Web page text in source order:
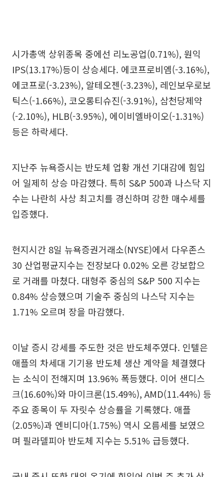
시가총액 상위종목 중에선 리노공업(0.71%), 원익
IPS(13.17%)등이 상승세다. 에코프로비엠(-3.16%),
에코프로(-3.23%), 알테오젠(-3.23%), 레인보우로보
틱스(-1.66%), 코오롱티슈진(-3.91%), 삼천당제약
(-2.10%), HLB(-3.95%), 에이비엘바이오(-1.31%)
등은 하락세다.
지난주 뉴욕증시는 반도체 업황 개선 기대감에 힘입
어 일제히 상승 마감했다. 특히 S&P 500과 나스닥 지
수는 나란히 사상 최고치를 경신하며 강한 매수세를
입증했다.
현지시간 8일 뉴욕증권거래소(NYSE)에서 다우존스
30 산업평균지수는 전장보다 0.02% 오른 강보합으
로 거래를 마쳤다. 대형주 중심의 S&P 500 지수는
0.84% 상승했으며 기술주 중심의 나스닥 지수는
1.71% 오르며 장을 마감했다.
이날 증시 강세를 주도한 것은 반도체주였다. 인텔은
애플의 차세대 기기용 반도체 생산 계약을 체결했다
는 소식이 전해지며 13.96% 폭등했다. 이어 샌디스
크(16.60%)와 마이크론(15.49%), AMD(11.44%) 등
주요 종목이 두 자릿수 상승률을 기록했다. 애플
(2.05%)과 엔비디아(1.75%) 역시 오름세를 보였으
며 필라델피아 반도체 지수는 5.51% 급등했다.